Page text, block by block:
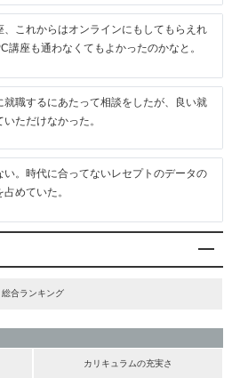
、これからはオンラインにもしてもらえれ
講座も通わなくてもよかったのかなと。
就職するにあたって相談をしたが、良い就
ただけなかった。
い。時代に合ってないレセプトのデータの
めていた。
総合ランキング
カリキュラムの充実さ